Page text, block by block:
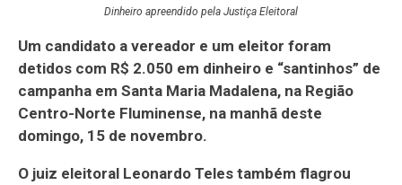
Dinheiro apreendido pela Justiça Eleitoral
Um candidato a vereador e um eleitor foram
detidos com R$ 2.050 em dinheiro e “santinhos” de
campanha em Santa Maria Madalena, na Região
Centro-Norte Fluminense, na manhã deste
domingo, 15 de novembro.
O juiz eleitoral Leonardo Teles também flagrou